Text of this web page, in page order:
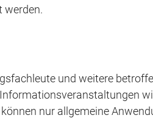
werden.
und weitere
nur allgemeine